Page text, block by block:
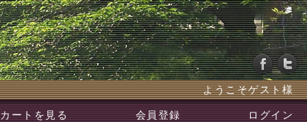
ようこそゲスト様
カートを見る 会員登録 ログイン